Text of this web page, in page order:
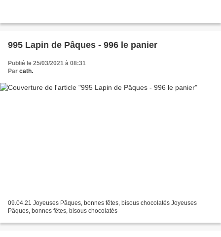
995 Lapin de Pâques - 996 le panier
Publié le 25/03/2021 à 08:31
Par cath.
09.04.21 Joyeuses Pâques, bonnes fêtes, bisous chocolatés Joyeuses
Pâques, bonnes fêtes, bisous chocolatés